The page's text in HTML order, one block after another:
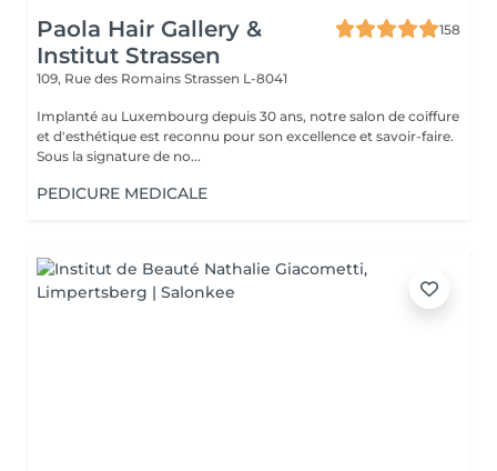
Paola Hair Gallery &
Institut Strassen
158
109, Rue des Romains Strassen L-8041
Implanté au Luxembourg depuis 30 ans, notre salon de coiffure
et d'esthétique est reconnu pour son excellence et savoir-faire.
Sous la signature de no...
PEDICURE MEDICALE